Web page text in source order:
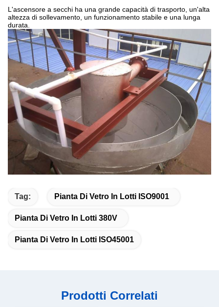
L'ascensore a secchi ha una grande capacità di trasporto, un'alta
altezza di sollevamento, un funzionamento stabile e una lunga
durata.
Tag: Pianta Di Vetro In Lotti ISO9001
Pianta Di Vetro In Lotti 380V
Pianta Di Vetro In Lotti ISO45001
Prodotti Correlati